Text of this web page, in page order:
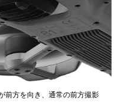
前方を向き、通常の前方撮影